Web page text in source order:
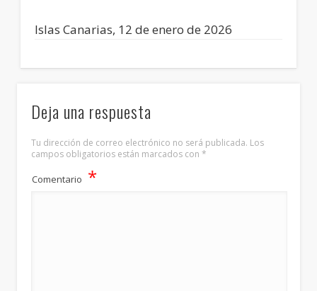
Islas Canarias, 12 de enero de 2026
Deja una respuesta
Tu dirección de correo electrónico no será publicada. Los
campos obligatorios están marcados con*
Comentario *